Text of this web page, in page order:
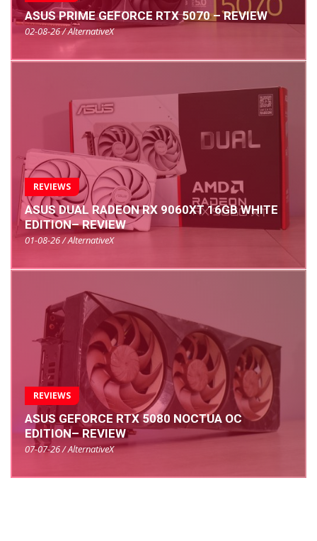
ASUS PRIME GEFORCE RTX 5070 – REVIEW
02-08-26 / AlternativeX
REVIEWS
ASUS DUAL RADEON RX 9060XT 16GB WHITE
EDITION– REVIEW
01-08-26 / AlternativeX
REVIEWS
ASUS GEFORCE RTX 5080 NOCTUA OC
EDITION– REVIEW
07-07-26 / AlternativeX